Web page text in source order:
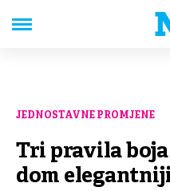
JEDNOSTAVNE PROMJENE
Tri pravila
dom